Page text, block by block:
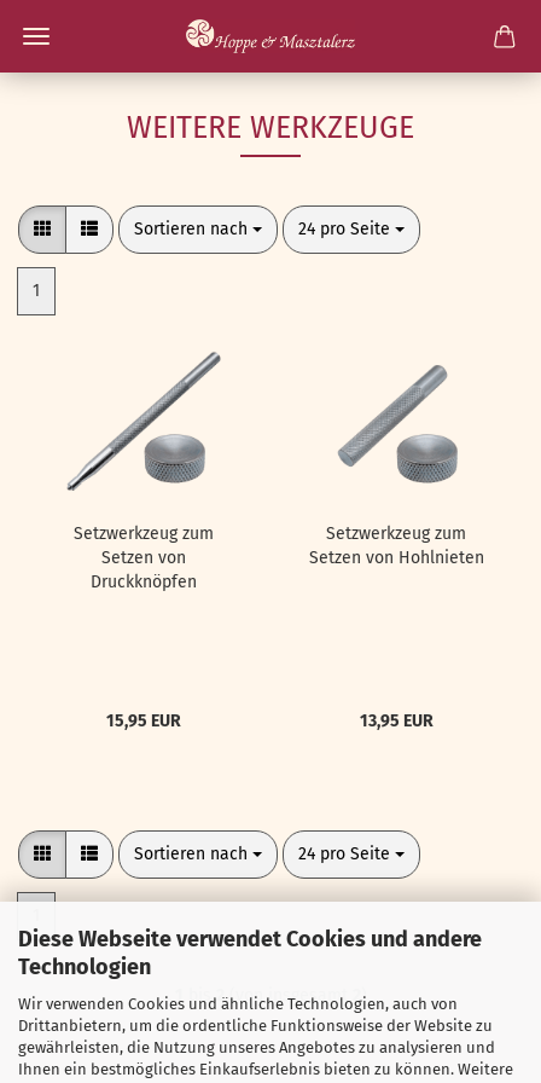
Diese Webseite verwendet Cookies und andere
Technologien
Wir verwenden Cookies und ähnliche Technologien, auch von
Drittanbietern, um die ordentliche Funktionsweise der Website zu
gewährleisten, die Nutzung unseres Angebotes zu analysieren und
Ihnen ein bestmögliches Einkaufserlebnis bieten zu können. Weitere
WEITERE WERKZEUGE
Sortieren nach
Sortieren nach 24 pro Seite
pro Seite
1
Setzwerkzeug zum
Setzen von
Druckknöpfen
15,95 EUR
Setzwerkzeug zum
Setzen von Hohlnieten
13,95 EUR
Sortieren nach
Sortieren nach 24 pro Seite
pro Seite
bis2(von insgesamt 2)